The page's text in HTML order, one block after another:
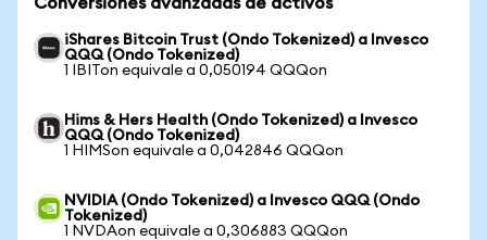
iShares Bitcoin Trust (Ondo Tokenized) a Invesco
QQQ (Ondo Tokenized)
1 IBITon equivale a 0,050194 QQQon
Hims & Hers Health (Ondo Tokenized) a Invesco
QQQ (Ondo Tokenized)
1 HIMSon equivale a 0,042846 QQQon
NVIDIA (Ondo Tokenized) a Invesco QQQ (Ondo
Tokenized)
1 NVDAon equivale a 0,306883 QQQon